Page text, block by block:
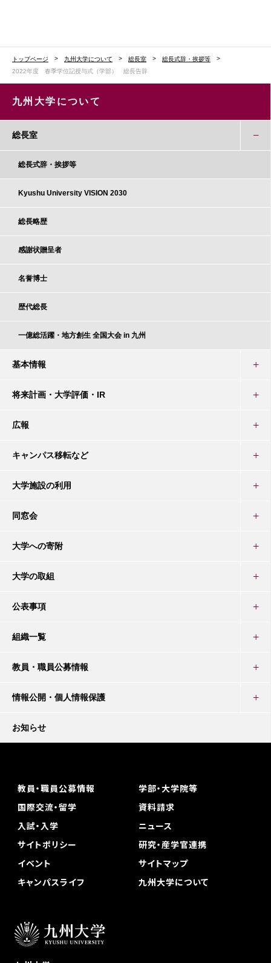
トップページ 九州大学について 総長室
総長式辞・挨拶等
2022年度 春季学位記授与式（学部） 総長告辞
九州大学について
総長室
総長式辞・挨拶等
Kyushu University VISION 2030
総長略歴
感謝状贈呈者
名誉博士
歴代総長
一億総活躍・地方創生 全国大会 in 九州
基本情報
将来計画・大学評価・IR
広報
キャンパス移転など
大学施設の利用
同窓会
大学への寄附
大学の取組
公表事項
組織一覧
教員・職員公募情報
情報公開・個人情報保護
お知らせ
教員・職員公募情報
学部・大学院等
国際交流・留学
資料請求
入試・入学
ニュース
サイトポリシー
研究・産学官連携
イベント
サイトマップ
キャンパスライフ
九州大学について